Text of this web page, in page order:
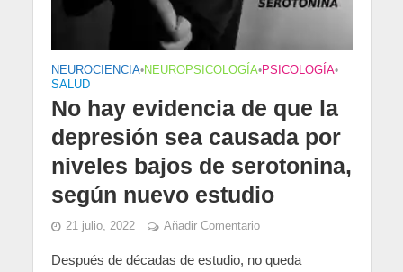
NEUROCIENCIA•NEUROPSICOLOGÍA•PSICOLOGÍA•
SALUD
No hay evidencia de que la
depresión sea causada por
niveles bajos de serotonina,
según nuevo estudio
21 julio, 2022 Añadir Comentario
Después de décadas de estudio, no queda